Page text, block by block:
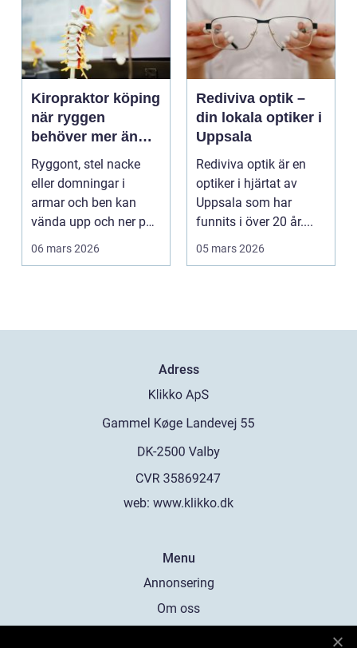
Kiropraktor köping
när ryggen
behöver mer än
vila
Ryggont, stel nacke
eller domningar i
armar och ben kan
vända upp och ner på
vardagen. Många
06 mars 2026
Rediviva optik –
din lokala optiker i
Uppsala
Rediviva optik är en
optiker i hjärtat av
Uppsala som har
funnits i över 20 år....
05 mars 2026
Adress
web: www.klikko.dk
Menu
Annonsering
Om oss